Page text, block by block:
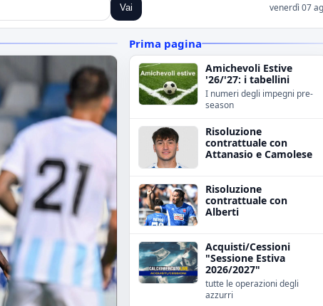
Vai venerdì 07
Prima pagina
Amichevoli Estive
'26/'27: i tabellini
I numeri degli impegni pre-
season
Risoluzione
contrattuale con
Attanasio e Camolese
Risoluzione
contrattuale con
Alberti
Acquisti/Cessioni
"Sessione Estiva
2026/2027"
tutte le operazioni degli
azzurri